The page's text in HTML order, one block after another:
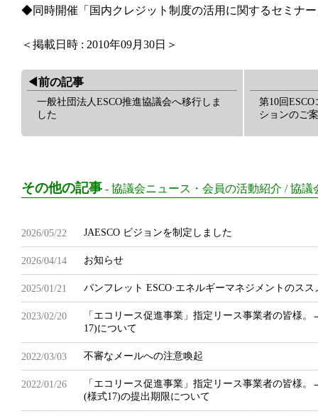
◆同時開催「国内クレジット制度の活用に関するセミナ
＜掲載日時 : 2010年09月30日＞
◀︎前の記事
一般社団法人ESCO推進協議会へ移行しま
した
第10回
ションのご
その他の記事 - 協議会ニュース・会員の活動紹介 /協議
2026/05/22 JAESCO ビジョンを制定しました
2026/04/14 お知らせ
2025/01/21 パンフレット ESCO·エネルギーマネジメントのスス
2023/02/20
「エコリース促進事業」指定リース事業者の皆様
17)について
2022/03/03 不審なメールへの注意喚起
2022/01/26
「エコリース促進事業」指定リース事業者の皆様
(様式17)の提出期限について